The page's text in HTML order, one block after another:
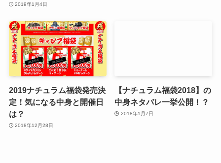
2019年1月4日
2019ナチュラム福袋発売決
定！気になる中身と開催日
は？
2018年12月28日
【ナチュラム福袋2018】の
中身ネタバレ一挙公開！？
2018年1月7日